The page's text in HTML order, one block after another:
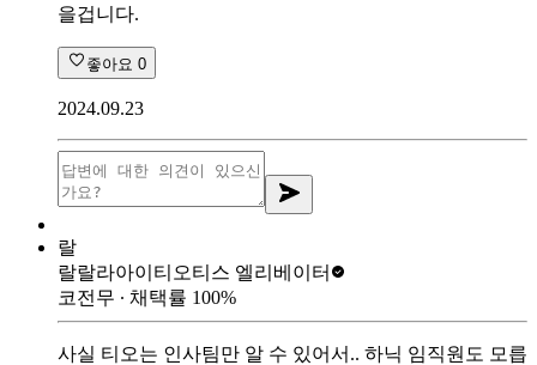
을겁니다.
좋아요 0
2024.09.23
랄
랄랄라아이티 오티스 엘리베이터
코전무 ∙ 채택률 100%
사실 티오는 인사팀만 알 수 있어서.. 하닉 임직원도 모릅